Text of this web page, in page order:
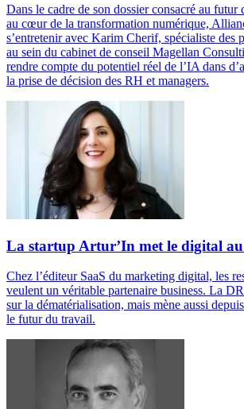
Dans le cadre de son dossier consacré au futur
au cœur de la transformation numérique,
s’entretenir avec Karim Cherif, spécialiste des
au sein du cabinet de conseil Magellan
rendre compte du potentiel réel de l’IA dans
la prise de décision des RH et managers.
La startup Artur’In met le digital au
Chez l’éditeur SaaS du marketing digital, les
veulent un véritable partenaire business. La
sur la dématérialisation, mais mène aussi
le futur du travail.